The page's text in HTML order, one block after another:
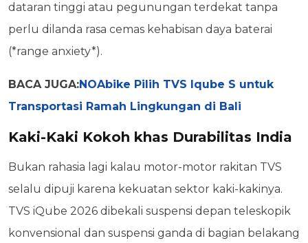
dataran tinggi atau pegunungan terdekat tanpa
perlu dilanda rasa cemas kehabisan daya baterai
(*range anxiety*).
BACA JUGA:NOAbike Pilih TVS Iqube S untuk
Transportasi Ramah Lingkungan di Bali
Kaki-Kaki Kokoh khas Durabilitas India
Bukan rahasia lagi kalau motor-motor rakitan TVS
selalu dipuji karena kekuatan sektor kaki-kakinya.
TVS iQube 2026 dibekali suspensi depan teleskopik
konvensional dan suspensi ganda di bagian belakang